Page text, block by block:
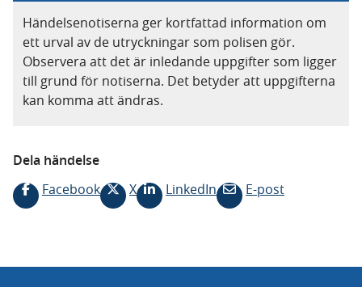
Händelsenotiserna ger kortfattad information om
ett urval av de utryckningar som polisen gör.
Observera att det är inledande uppgifter som ligger
till grund för notiserna. Det betyder att uppgifterna
kan komma att ändras.
Dela händelse
Facebook
X LinkedIn E-post